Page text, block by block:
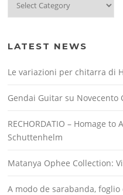
LATEST NEWS
Le variazioni per chitarra di
Gendai Guitar su Novecento
RECHORDATIO – Homage
Schuttenhelm
Matanya Ophee Collection:
A modo de sarabanda, foglio